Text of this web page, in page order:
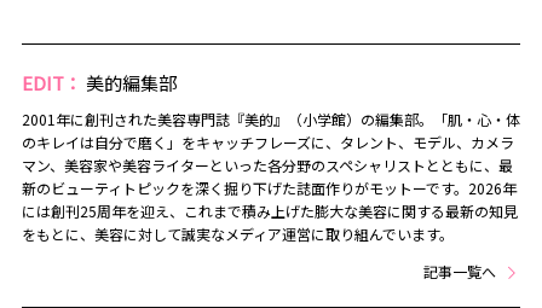
EDIT： 美的編集部
2001年に創刊された美容専門誌『美的』（小学館）の編集部。「肌・心・体
のキレイは自分で磨く」をキャッチフレーズに、タレント、モデル、カメラ
マン、美容家や美容ライターといった各分野のスペシャリストとともに、最
新のビューティトピックを深く掘り下げた誌面作りがモットーです。2026年
には創刊25周年を迎え、これまで積み上げた膨大な美容に関する最新の知見
をもとに、美容に対して誠実なメディア運営に取り組んでいます。
記事一覧へ